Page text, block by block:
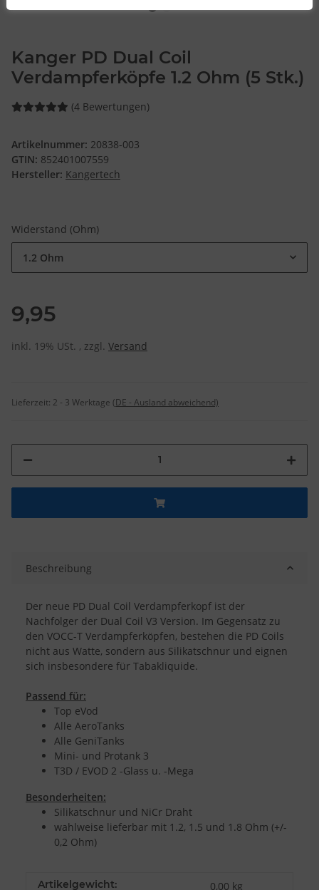
Kanger PD Dual Coil
Verdampferköpfe 1.2 Ohm (5 Stk.)
(4 Bewertungen)
Artikelnummer: 20838-003
GTIN: 852401007559
Hersteller: Kangertech
Widerstand (Ohm)
1.2 Ohm
9,95
inkl. 19% USt. , zzgl. Versand
Lieferzeit: 2 - 3 Werktage (DE - Ausland abweichend)
Beschreibung
Der neue PD Dual Coil Verdampferkopf ist der
Nachfolger der Dual Coil V3 Version. Im Gegensatz zu
den VOCC-T Verdampferköpfen, bestehen die PD Coils
nicht aus Watte, sondern aus Silikatschnur und eignen
sich insbesondere für Tabakliquide.
Passend für:
Top eVod
Alle AeroTanks
Alle GeniTanks
Mini- und Protank 3
T3D / EVOD 2 -Glass u. -Mega
Besonderheiten:
Silikatschnur und NiCr Draht
wahlweise lieferbar mit 1.2, 1.5 und 1.8 Ohm (+/-
0,2 Ohm)
Artikelgewicht: 0,00 kg